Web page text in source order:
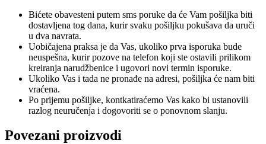
Bićete obavesteni putem sms poruke da će Vam pošiljka biti
dostavljena tog dana, kurir svaku pošiljku pokušava da uruči
u dva navrata.
Uobičajena praksa je da Vas, ukoliko prva isporuka bude
neuspešna, kurir pozove na telefon koji ste ostavili prilikom
kreiranja narudžbenice i ugovori novi termin isporuke.
Ukoliko Vas i tada ne pronađe na adresi, pošiljka će nam biti
vraćena.
Po prijemu pošiljke, kontkatiraćemo Vas kako bi ustanovili
razlog neuručenja i dogovoriti se o ponovnom slanju.
Povezani proizvodi